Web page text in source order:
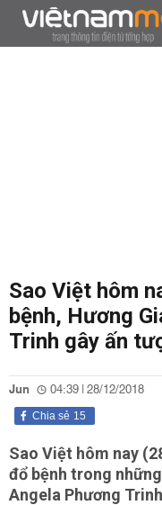
Sao Việt hôm
bệnh, Hương
Trinh gây ấn
Jun 04:39 | 28/12/2018
15
Chia sẻ
Sao Việt hôm nay
đổ bệnh trong
Angela Phương